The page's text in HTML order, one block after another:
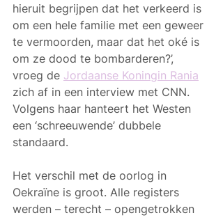
hieruit begrijpen dat het verkeerd is
om een hele familie met een geweer
te vermoorden, maar dat het oké is
om ze dood te bombarderen?’,
vroeg de Jordaanse Koningin Rania
zich af in een interview met CNN.
Volgens haar hanteert het Westen
een ‘schreeuwende’ dubbele
standaard.
Het verschil met de oorlog in
Oekraïne is groot. Alle registers
werden – terecht – opengetrokken